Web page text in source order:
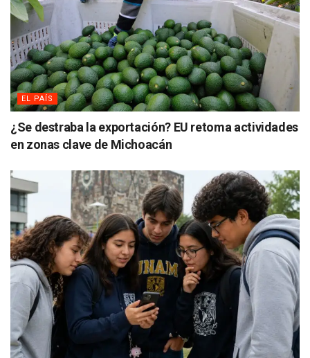
EL PAÍS
¿Se destraba la exportación? EU retoma actividades
en zonas clave de Michoacán